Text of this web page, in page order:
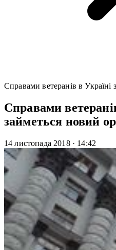
Справами ветеранів в Україні
Справами
займеться новий
14 листопада 2018 · 14:42